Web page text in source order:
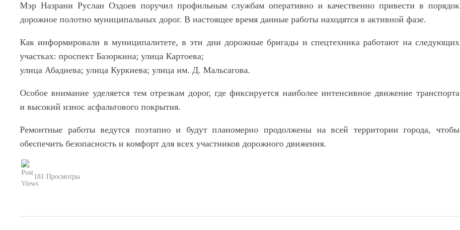
Мэр Назрани Руслан Оздоев поручил профильным службам оперативно и качественно привести в порядок
дорожное полотно муниципальных дорог. В настоящее время данные работы находятся в активной фазе.
Как информировали в муниципалитете, в эти дни дорожные бригады и спецтехника работают на следующих
участках: проспект Базоркина; улица Картоева;
улица Абадиева; улица Куркиева; улица им. Д. Мальсагова.
Особое внимание уделяется тем отрезкам дорог, где фиксируется наиболее интенсивное движение транспорта
и высокий износ асфальтового покрытия.
Ремонтные работы ведутся поэтапно и будут планомерно продолжены на всей территории города, чтобы
обеспечить безопасность и комфорт для всех участников дорожного движения.
181 Просмотры